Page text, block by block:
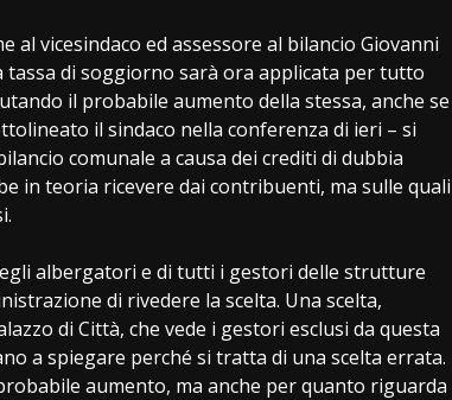
al vicesindaco ed assessore al bilancio Giovanni
di soggiorno sarà ora applicata per tutto
il probabile aumento della stessa, anche se
il sindaco nella conferenza di ieri – si
comunale a causa dei crediti di dubbia
in teoria ricevere dai contribuenti, ma sulle quali
albergatori e di tutti i gestori delle strutture
di rivedere la scelta. Una scelta,
di Città, che vede i gestori esclusi da questa
a spiegare perché si tratta di una scelta errata.
aumento, ma anche per quanto riguarda